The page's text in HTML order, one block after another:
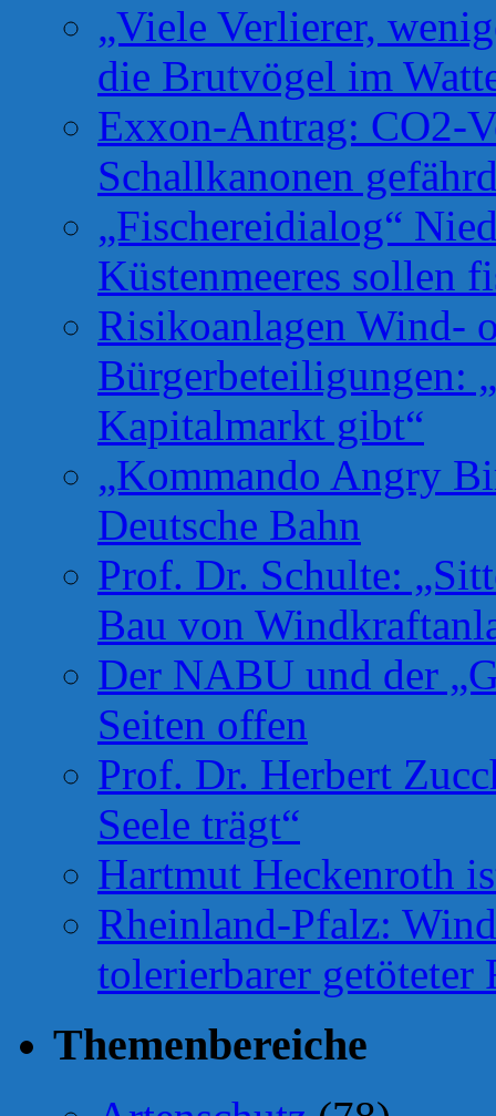
„Viele Verlierer,
die Brutvögel im
Exxon-Antrag: CO2-
Schallkanonen
„Fischereidialog“
Küstenmeeres sollen
Risikoanlagen Wind-
Bürgerbeteiligungen:
Kapitalmarkt gibt“
„Kommando Angry
Deutsche Bahn
Prof. Dr. Schulte:
Bau von
Der NABU und der
Seiten offen
Prof. Dr. Herbert
Seele trägt“
Hartmut Heckenroth
Rheinland-Pfalz:
tolerierbarer getöteter
Themenbereiche